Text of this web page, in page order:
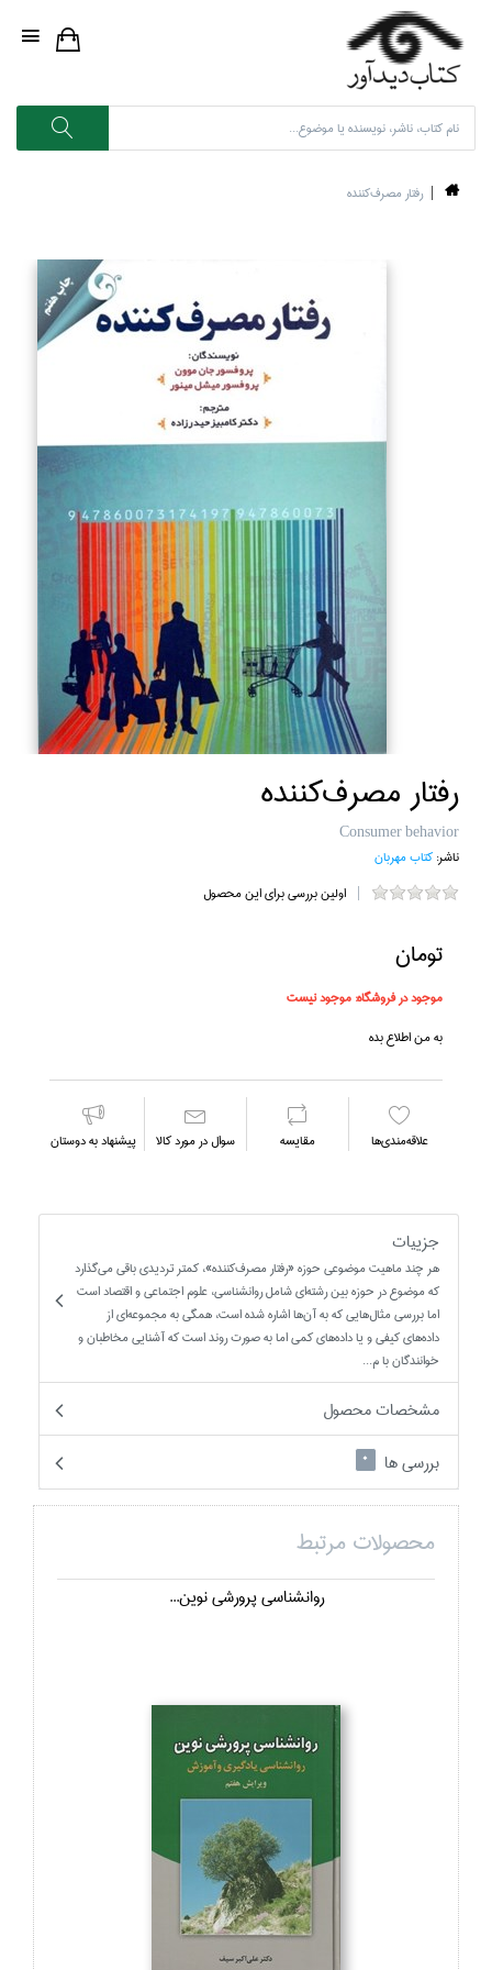
رفتار مصرف‌كننده
رفتار مصرف‌كننده
Consumer behavior
ناشر:كتاب مهربان
اولین بررسی برای این محصول
تومان
موجود در فروشگاه:موجود نیست
به من اطلاع بده
علاقه‌مندي‌ها مقايسه سوال در مورد كالا پیشنهاد به دوستان
جزییات
هر چند ماهيت موضوعي حوزه «رفتار مصرف‌كننده»، كمتر ترديدي باقي مي‌گذارد
كه موضوع در حوزه بين رشته‌اي شامل روانشناسي، علوم اجتماعي و اقتصاد است
اما بررسي مثال‌هايي كه به آن‌ها اشاره شده است، همگي به مجموعه‌اي از
داده‌هاي كيفي و يا داده‌هاي كمي اما به صورت روند است كه آشنايي مخاطبان و
خوانندگان با م...
مشخصات محصول
بررسی ها
0
محصولات مرتبط
روانشناسي پرورشي نوين...